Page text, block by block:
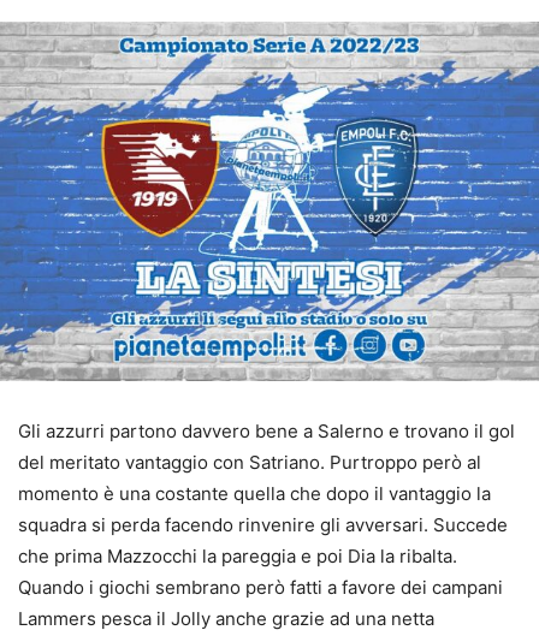
Gli azzurri partono davvero bene a Salerno e trovano il gol
del meritato vantaggio con Satriano. Purtroppo però al
momento è una costante quella che dopo il vantaggio la
squadra si perda facendo rinvenire gli avversari. Succede
che prima Mazzocchi la pareggia e poi Dia la ribalta.
Quando i giochi sembrano però fatti a favore dei campani
Lammers pesca il Jolly anche grazie ad una netta